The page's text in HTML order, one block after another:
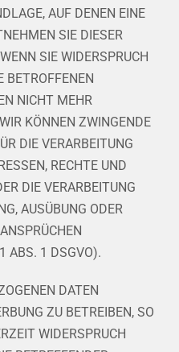
AUF DENEN EINE
SIE DIESER
SIE WIDERSPRUCH
BETROFFENEN
NICHT MEHR
KÖNNEN ZWINGENDE
DIE VERARBEITUNG
RECHTE UND
DIE VERARBEITUNG
AUSÜBUNG ODER
ABS. 1 DSGVO).
DATEN
ZU BETREIBEN, SO
WIDERSPRUCH